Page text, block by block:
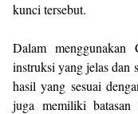
kunci tersebut.
Dalam menggunakan
instruksi yang jelas dan
hasil yang sesuai
juga memiliki batasan